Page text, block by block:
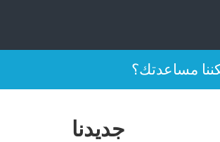
مساعدتك؟
جديدنا